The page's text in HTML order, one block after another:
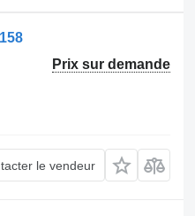
Prix sur demande
le vendeur